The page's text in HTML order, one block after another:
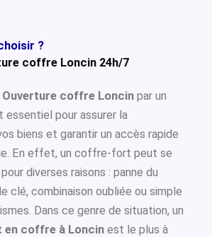
?
coffre Loncin 24h/7
Ouverture coffre Loncin par un
essentiel pour assurer la
biens et garantir un accès rapide
En effet, un coffre-fort peut se
diverses raisons : panne du
clé, combinaison oubliée ou simple
Dans ce genre de situation, un
en coffre à Loncin est le plus à